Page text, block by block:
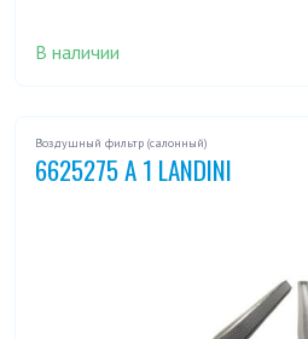
В наличии
Воздушный фильтр (салонный)
6625275 A 1 LANDINI